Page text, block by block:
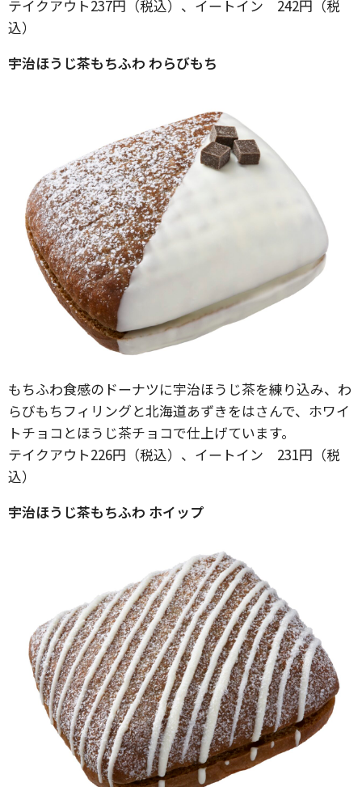
テイクアウト237円（税込）、イートイン 242円（税
込）
宇治ほうじ茶もちふわ わらびもち
もちふわ食感のドーナツに宇治ほうじ茶を練り込み、わ
らびもちフィリングと北海道あずきをはさんで、ホワイ
トチョコとほうじ茶チョコで仕上げています。
テイクアウト226円（税込）、イートイン 231円（税
込）
宇治ほうじ茶もちふわ ホイップ